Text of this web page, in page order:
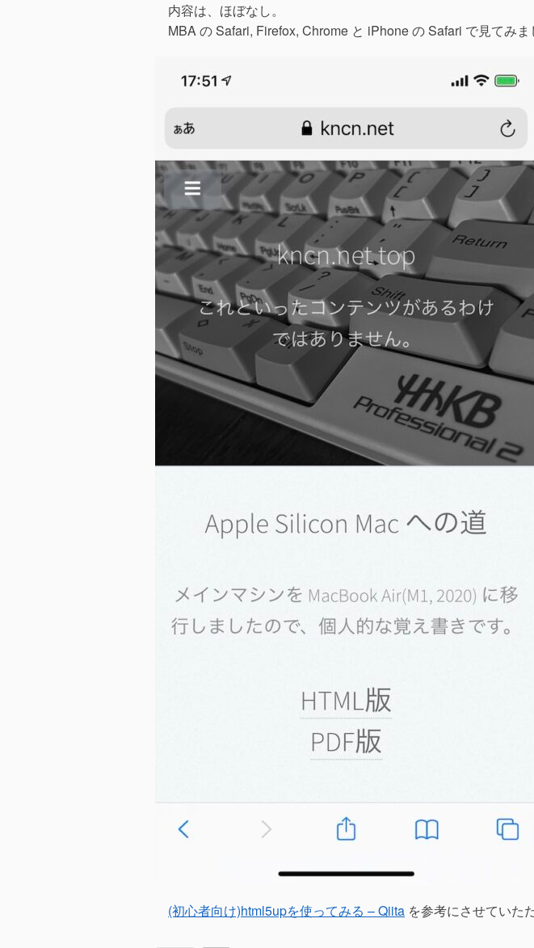
内容は、ほぼなし。
MBA の Safari, Firefox, Chrome と iPhone の Safari で見てみま
(初心者向け)html5upを使ってみる – Qiita を参考にさせていた